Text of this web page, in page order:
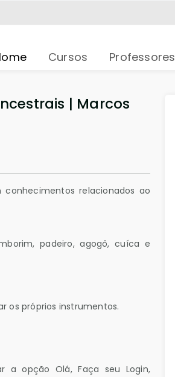
Cursos Professores
| Marcos
relacionados ao
padeiro, agogô, cuíca e
os próprios instrumentos.
a opção Olá, Faça seu Login,